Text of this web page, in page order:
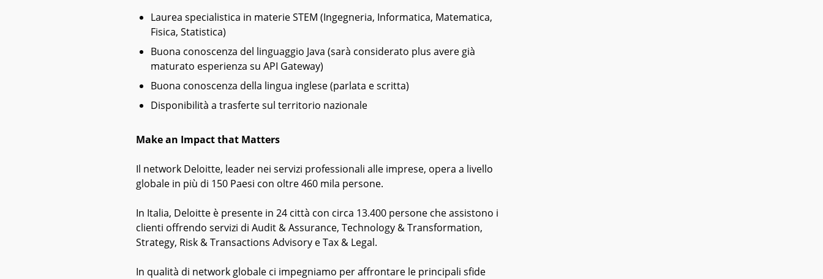
Laurea specialistica in materie STEM (Ingegneria, Informatica, Matematica,
Fisica, Statistica)
Buona conoscenza del linguaggio Java (sarà considerato plus avere già
maturato esperienza su API Gateway)
Buona conoscenza della lingua inglese (parlata e scritta)
Disponibilità a trasferte sul territorio nazionale
Make an Impact that Matters
Il network Deloitte, leader nei servizi professionali alle imprese, opera a livello
globale in più di 150 Paesi con oltre 460 mila persone.
In Italia, Deloitte è presente in 24 città con circa 13.400 persone che assistono i
clienti offrendo servizi di Audit & Assurance, Technology & Transformation,
Strategy, Risk & Transactions Advisory e Tax & Legal.
In qualità di network globale ci impegniamo per affrontare le principali sfide